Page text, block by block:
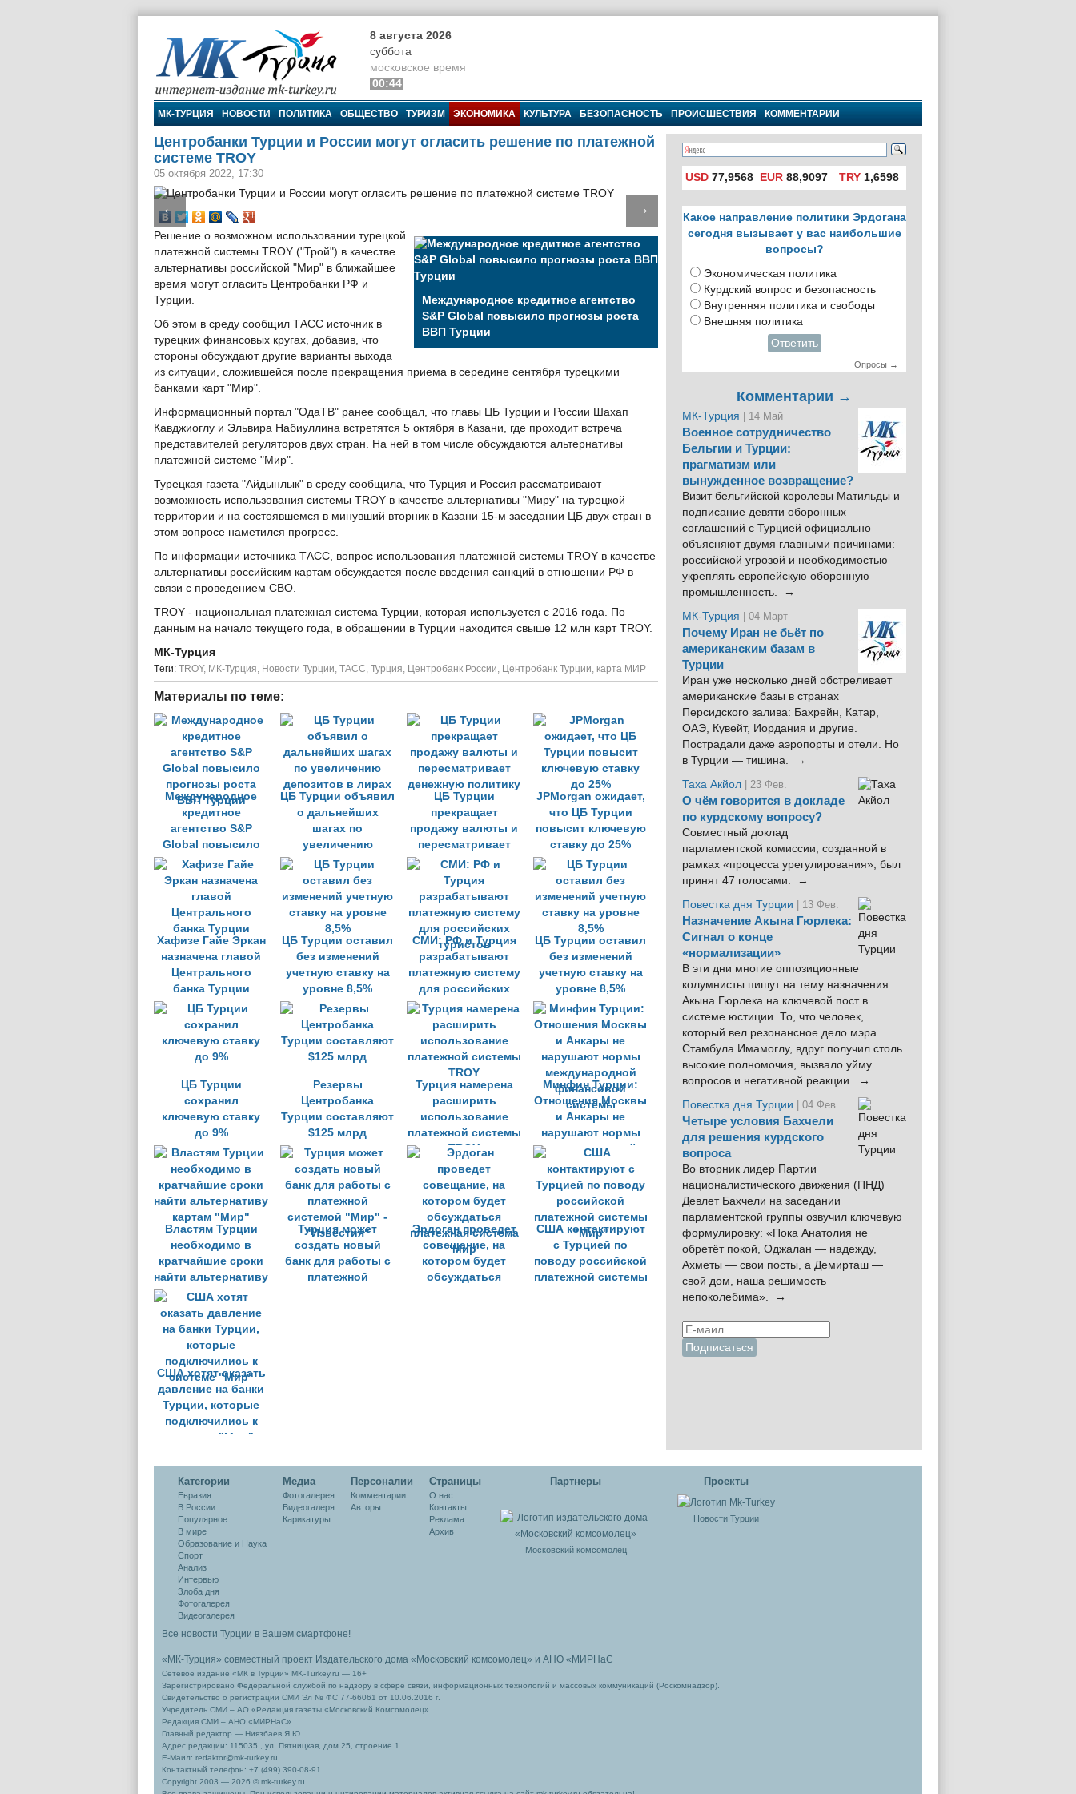
МК-Турция
8 августа 2026
суббота
московское время
00:44
МК-ТУРЦИЯ НОВОСТИ ПОЛИТИКА ОБЩЕСТВО ТУРИЗМ ЭКОНОМИКА КУЛЬТУРА БЕЗОПАСНОСТЬ ПРОИСШЕСТВИЯ КОММЕНТАРИИ
Центробанки Турции и России могут огласить решение по платежной
системе TROY
05 октября 2022, 17:30
← →
Международное кредитное агентство
S&P Global повысило прогнозы роста
ВВП Турции
Решение о возможном использовании турецкой
платежной системы TROY ("Трой") в качестве
альтернативы российской "Мир" в ближайшее
время могут огласить Центробанки РФ и
Турции.
Об этом в среду сообщил ТАСС источник в
турецких финансовых кругах, добавив, что
стороны обсуждают другие варианты выхода
из ситуации, сложившейся после прекращения приема в середине сентября турецкими
банками карт "Мир".
Информационный портал "ОдаТВ" ранее сообщал, что главы ЦБ Турции и России Шахап
Кавджиоглу и Эльвира Набиуллина встретятся 5 октября в Казани, где проходит встреча
представителей регуляторов двух стран. На ней в том числе обсуждаются альтернативы
платежной системе "Мир".
Турецкая газета "Айдынлык" в среду сообщила, что Турция и Россия рассматривают
возможность использования системы TROY в качестве альтернативы "Миру" на турецкой
территории и на состоявшемся в минувший вторник в Казани 15-м заседании ЦБ двух стран в
этом вопросе наметился прогресс.
По информации источника ТАСС, вопрос использования платежной системы TROY в качестве
альтернативы российским картам обсуждается после введения санкций в отношении РФ в
связи с проведением СВО.
TROY - национальная платежная система Турции, которая используется с 2016 года. По
данным на начало текущего года, в обращении в Турции находится свыше 12 млн карт TROY.
МК-Турция
Tеги: TROY, МК-Турция, Новости Турции, ТАСС, Турция, Центробанк России, Центробанк Турции, карта МИР
Материалы по теме:
Международное
кредитное
агентство S&P
Global повысило
прогнозы роста
ВВП Турции
ЦБ Турции объявил
о дальнейших
шагах по
увеличению
депозитов в лирах
ЦБ Турции
прекращает
продажу валюты и
пересматривает
денежную политику
JPMorgan ожидает,
что ЦБ Турции
повысит ключевую
ставку до 25%
Хафизе Гайе Эркан
назначена главой
Центрального
банка Турции
ЦБ Турции оставил
без изменений
учетную ставку на
уровне 8,5%
СМИ: РФ и Турция
разрабатывают
платежную систему
для российских
туристов
ЦБ Турции оставил
без изменений
учетную ставку на
уровне 8,5%
ЦБ Турции
сохранил
ключевую ставку
до 9%
Резервы
Центробанка
Турции составляют
$125 млрд
Турция намерена
расширить
использование
платежной системы
TROY
Минфин Турции:
Отношения Москвы
и Анкары не
нарушают нормы
международной
финансовой
системы
Властям Турции
необходимо в
кратчайшие сроки
найти альтернативу
картам "Мир"
Турция может
создать новый
банк для работы с
платежной
системой "Мир" -
Эрдоган проведет
совещание, на
котором будет
обсуждаться
США контактируют
с Турцией по
поводу российской
платежной системы
"Мир"
США хотят оказать
давление на банки
Турции, которые
подключились к
системе "Мир"
USD 77,9568 EUR 88,9097 TRY1,6598
Какое направление политики Эрдогана
сегодня вызывает у вас наибольшие
вопросы?
Экономическая политика
Курдский вопрос и безопасность
Внутренняя политика и свободы
Внешняя политика
Ответить
Опросы →
Комментарии →
МК-Турция | 14 Май
Военное сотрудничество
Бельгии и Турции:
прагматизм или
вынужденное возвращение?
Визит бельгийской королевы Матильды и
подписание девяти оборонных
соглашений с Турцией официально
объясняют двумя главными причинами:
российской угрозой и необходимостью
укреплять европейскую оборонную
промышленность. →
МК-Турция
| 04 Март
Почему Иран не бьёт по
американским базам в
Турции
Иран уже несколько дней обстреливает
американские базы в странах
Персидского залива: Бахрейн, Катар,
ОАЭ, Кувейт, Иордания и другие.
Пострадали даже аэропорты и отели. Но
в Турции — тишина. →
Таха Акйол | 23 Фев.
О чём говорится в докладе
по курдскому вопросу?
Совместный доклад
парламентской комиссии, созданной в
рамках «процесса урегулирования», был
принят 47 голосами. →
Повестка дня Турции
| 13 Фев.
Назначение Акына Гюрлека:
Сигнал о конце
«нормализации»
В эти дни многие оппозиционные
колумнисты пишут на тему назначения
Акына Гюрлека на ключевой пост в
системе юстиции. То, что человек,
который вел резонансное дело мэра
Стамбула Имамоглу, вдруг получил столь
высокие полномочия, вызвало уйму
вопросов и негативной реакции. →
Повестка дня Турции
| 04 Фев.
Четыре условия Бахчели
для решения курдского
вопроса
Во вторник лидер Партии
националистического движения (ПНД)
Девлет Бахчели на заседании
парламентской группы озвучил ключевую
формулировку: «Пока Анатолия не
обретёт покой, Оджалан — надежду,
Ахметы — свои посты, а Демирташ —
свой дом, наша решимость
непоколебима». →
Категории
Евразия
В России
Популярное
В мире
Образование и Наука
Спорт
Анализ
Интервью
Злоба дня
Фотогалерея
Видеогалерея
Медиа
Фотогалерея
Видеогалеря
Карикатуры
Персоналии
Комментарии
Авторы
Cтраницы
О нас
Контакты
Реклама
Архив
Партнеры
Московский комсомолец
Проекты
Новости Турции
Все новости Турции в Вашем смартфоне!
«МК-Турция» совместный проект Издательского дома «Московский комсомолец» и АНО «МИРНаС
Сетевое издание «МК в Турции» MK-Turkey.ru — 16+
Зарегистрировано Федеральной службой по надзору в сфере связи, информационных технологий и массовых коммуникаций (Роскомнадзор).
Свидетельство о регистрации СМИ Эл № ФС 77-66061 от 10.06.2016 г.
Учредитель СМИ – АО «Редакция газеты «Московский Комсомолец»
Редакция СМИ – АНО «МИРНаС»
Главный редактор — Ниязбаев Я.Ю.
Адрес редакции: 115035 , ул. Пятницкая, дом 25, строение 1.
Е-Маил: redaktor@mk-turkey.ru
Контактный телефон: +7 (499) 390-08-91
Copyright 2003 — 2026 © mk-turkey.ru